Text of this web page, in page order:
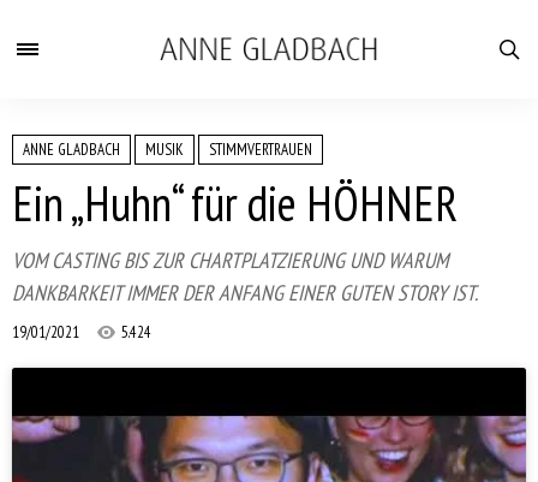
ANNE GLADBACH MUSIK STIMMVERTRAUEN
Ein „Huhn“ für die HÖHNER
VOM CASTING BIS ZUR CHARTPLATZIERUNG UND WARUM
DANKBARKEIT IMMER DER ANFANG EINER GUTEN STORY IST.
19/01/2021 5.424